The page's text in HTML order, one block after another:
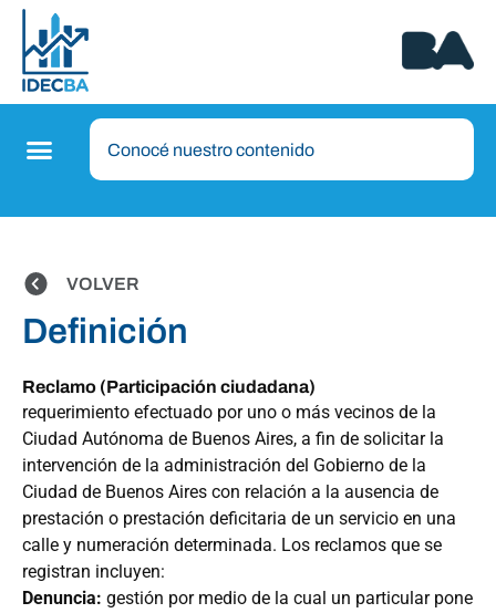
VOLVER
Definición
Reclamo (Participación ciudadana)
requerimiento efectuado por uno o más vecinos de la
Ciudad Autónoma de Buenos Aires, a fin de solicitar la
intervención de la administración del Gobierno de la
Ciudad de Buenos Aires con relación a la ausencia de
prestación o prestación deficitaria de un servicio en una
calle y numeración determinada. Los reclamos que se
registran incluyen:
Denuncia: gestión por medio de la cual un particular pone